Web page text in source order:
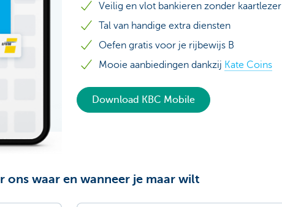
Veilig en vlot bankieren zonder kaartlezer
Tal van handige extra diensten
Oefen gratis voor je rijbewijs B
Mooie aanbiedingen dankzij Kate Coins
Download KBC Mobile
ons waar en wanneer je maar wilt